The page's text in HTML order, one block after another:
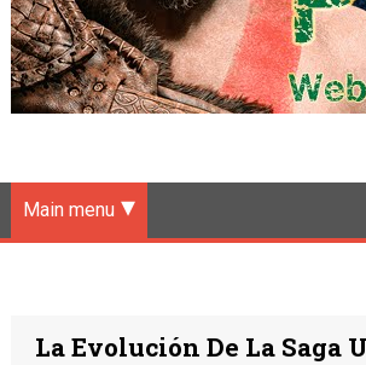
Main menu
La Evolución De La Saga